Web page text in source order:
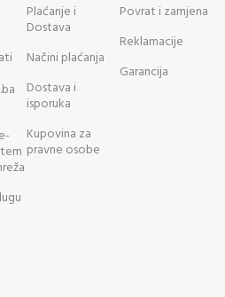
Plaćanje i
Dostava
Načini plaćanja
Dostava i
isporuka
Kupovina za
pravne osobe
Povrat i zamjena
Reklamacije
Garancija